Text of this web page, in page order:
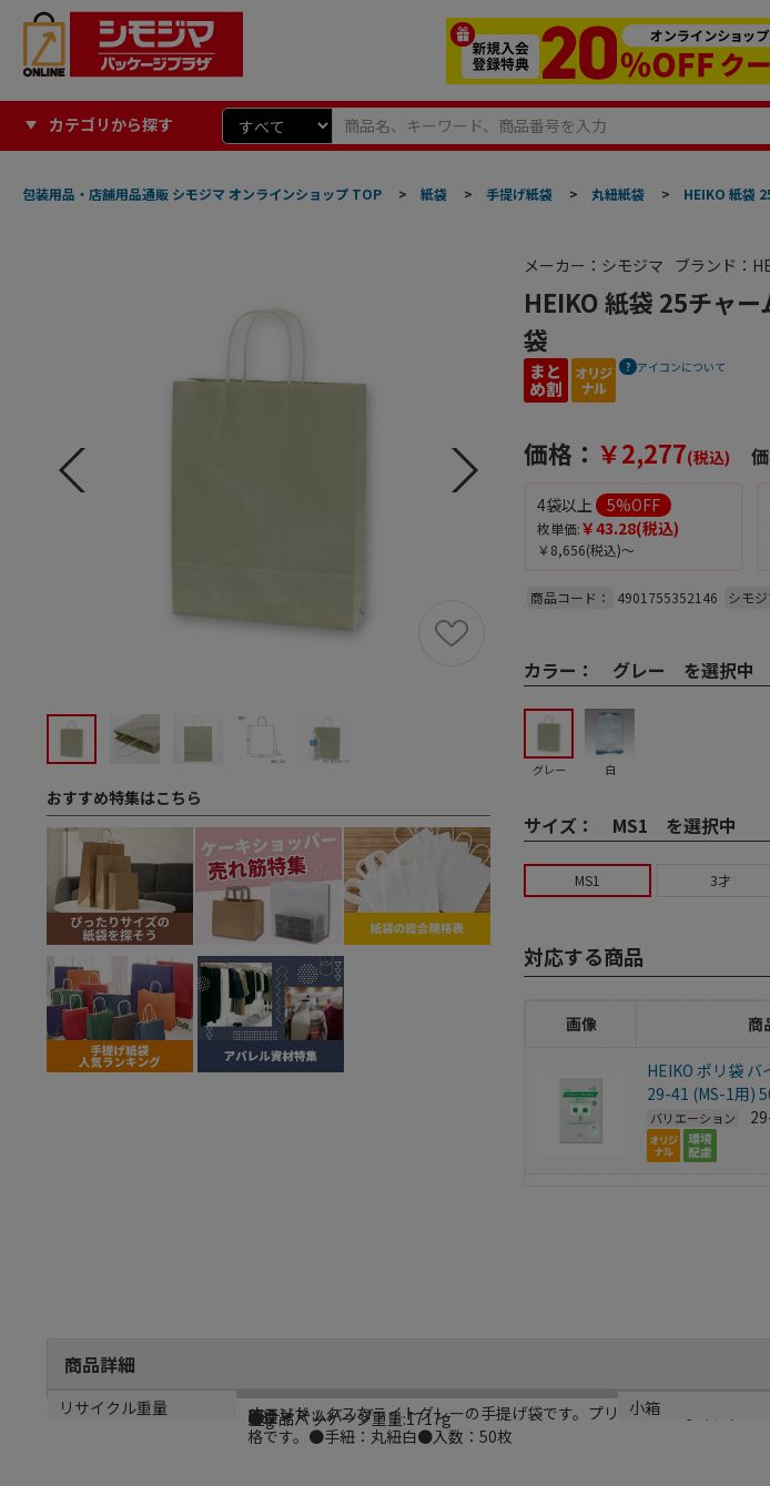
カテゴリから探す
包装用品・店舗用品通販 シモジマ オンラインショップ TOP > 紙袋 > 手提げ紙袋 > 丸紐紙袋 > HEIKO 紙袋
おすすめ特集はこちら
メーカー：シモジマ ブランド：
HEIKO 紙袋 25チャ
袋
アイコンについて
価格： ￥2,277(税込) 価
4袋以上 5%OFF
枚単価:￥43.28(税込)
￥8,656(税込)～
商品コード： 4901755352146 シモジ
カラー： グレー を選択中
グレー 白
サイズ： MS1 を選択中
MS1 3才
対応する商品
画像 商
HEIKO ポリ袋 バ
29-41 (MS-1用)
バリエーション
商品詳細
商品説明
オーソドックスなライトグレーの手提げ袋です。プリントではなく、グ
格です。●手紐：丸紐白●入数：50枚
メーカー名
シモジマ
ブランド名
シリーズ名
25チャームバッグ
メーカー品番
規格
MS1
サイズ
カラー
グレー
材質
重量
●単品パッケージ重量:1717g
生産国
リサイクル重量
32g
小箱